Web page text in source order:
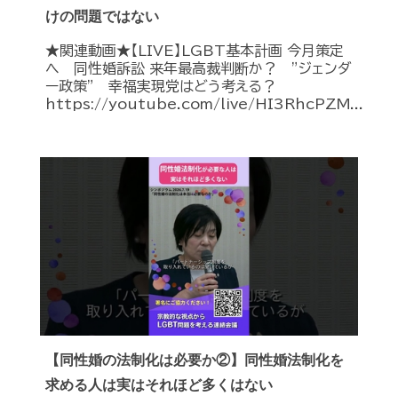
けの問題ではない
★関連動画★【LIVE】LGBT基本計画 今月策定
へ 同性婚訴訟 来年最高裁判断か？ ”ジェンダ
ー政策” 幸福実現党はどう考える？
https://youtube.com/live/HI3RhcPZM...
【同性婚の法制化は必要か②】同性婚法制化を
求める人は実はそれほど多くはない